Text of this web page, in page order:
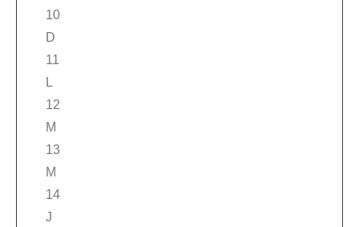
10
D
11
L
12
M
13
M
14
J